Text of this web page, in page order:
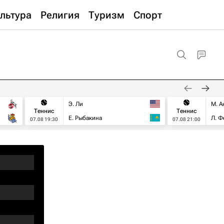
Религия Туризм Спорт
Теннис
07.08 19:30
Э. Ли
Е. Рыбакина
Теннис
07.08 21:00
М.
Л.